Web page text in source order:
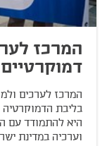
המרכז
דמוקרטיים
המרכז לערכים
בליבת
היא להתמודד עם
וערכיה במדינת